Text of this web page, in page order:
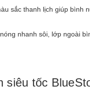
sắc thanh lịch giúp bình
nhanh sôi, lớp ngoài
tốc